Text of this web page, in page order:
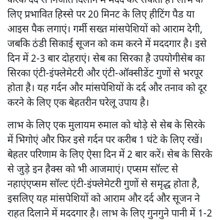
लिए प्रभावित हिस्से पर 20 मिनट के लिए हीटिंग पैड या
आइस पैक लगाएं। गर्मी सख्त मांसपेशियों को आराम देगी,
जबकि ठंडी सिकाई सूजन को कम करने में मददगार है। इसे
दिन में 2-3 बार दोहराएं। सेब का सिरका है उपयोगीसेब का
सिरका एंटी-इंफ्लेमेटरी और एंटी-ऑक्सीडेंट गुणों से भरपूर
होता है। यह गर्दन और मांसपेशियों के दर्द और तनाव को दूर
करने के लिए एक बेहतरीन घरेलू उपाय है।
लाभ के लिए एक मुलायम रुमाल को थोड़े से सेब के सिरके
में भिगोएं और फिर इसे गर्दन पर करीब 1 घंटे के लिए रखें।
बेहतर परिणाम के लिए ऐसा दिन में 2 बार करें। सेब के सिरके
से जुड़े इन हैक्स को भी आजमाएं। एप्सम सॉल्ट से
नहाएंएप्सम सॉल्ट एंटी-इंफ्लेमेटरी गुणों से समृद्ध होता है,
इसलिए यह मांसपेशियों को आराम और दर्द और सूजन ने
राहत दिलाने में मददगार है। लाभ के लिए गुनगुने पानी में 1-2